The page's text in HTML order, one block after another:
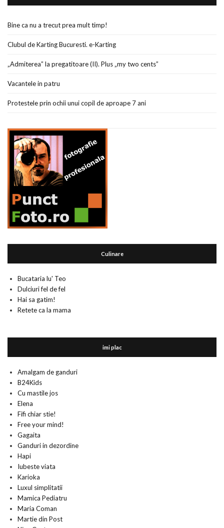
Bine ca nu a trecut prea mult timp!
Clubul de Karting Bucuresti. e-Karting
„Admiterea” la pregatitoare (II). Plus „my two cents”
Vacantele in patru
Protestele prin ochii unui copil de aproape 7 ani
Culinare
Bucataria lu' Teo
Dulciuri fel de fel
Hai sa gatim!
Retete ca la mama
imi plac
Amalgam de ganduri
B24Kids
Cu mastile jos
Elena
Fifi chiar stie!
Free your mind!
Gagaita
Ganduri in dezordine
Hapi
Iubeste viata
Karioka
Luxul simplitatii
Mamica Pediatru
Maria Coman
Martie din Post